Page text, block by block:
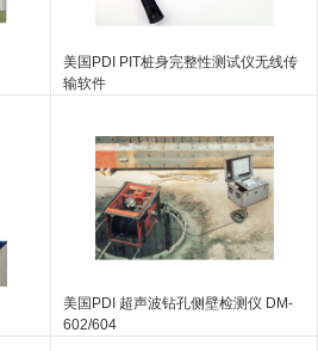
美国PDI PIT桩身完整性测试仪无线传
输软件
美国PDI 超声波钻孔侧壁检测仪 DM-
602/604